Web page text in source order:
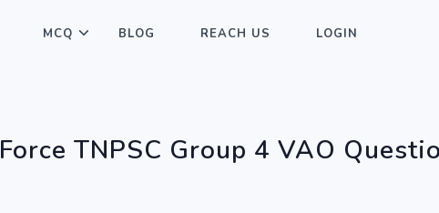
MCQ BLOG REACH US LOGIN
Force TNPSC Group 4 VAO